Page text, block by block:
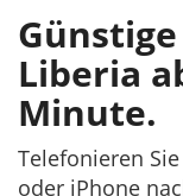
Liberia
Minute.
Telefonieren
oder iPhone